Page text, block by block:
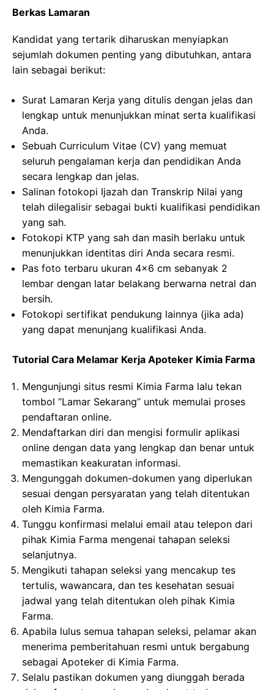
Berkas Lamaran
Kandidat yang tertarik diharuskan menyiapkan
sejumlah dokumen penting yang dibutuhkan, antara
lain sebagai berikut:
Surat Lamaran Kerja yang ditulis dengan jelas dan
lengkap untuk menunjukkan minat serta kualifikasi
Anda.
Sebuah Curriculum Vitae (CV) yang memuat
seluruh pengalaman kerja dan pendidikan Anda
secara lengkap dan jelas.
Salinan fotokopi Ijazah dan Transkrip Nilai yang
telah dilegalisir sebagai bukti kualifikasi pendidikan
yang sah.
Fotokopi KTP yang sah dan masih berlaku untuk
menunjukkan identitas diri Anda secara resmi.
Pas foto terbaru ukuran 4×6 cm sebanyak 2
lembar dengan latar belakang berwarna netral dan
bersih.
Fotokopi sertifikat pendukung lainnya (jika ada)
yang dapat menunjang kualifikasi Anda.
Tutorial Cara Melamar Kerja Apoteker Kimia Farma
Mengunjungi situs resmi Kimia Farma lalu tekan
tombol “Lamar Sekarang” untuk memulai proses
pendaftaran online.
Mendaftarkan diri dan mengisi formulir aplikasi
online dengan data yang lengkap dan benar untuk
memastikan keakuratan informasi.
Mengunggah dokumen-dokumen yang diperlukan
sesuai dengan persyaratan yang telah ditentukan
oleh Kimia Farma.
Tunggu konfirmasi melalui email atau telepon dari
pihak Kimia Farma mengenai tahapan seleksi
selanjutnya.
Mengikuti tahapan seleksi yang mencakup tes
tertulis, wawancara, dan tes kesehatan sesuai
jadwal yang telah ditentukan oleh pihak Kimia
Farma.
Apabila lulus semua tahapan seleksi, pelamar akan
menerima pemberitahuan resmi untuk bergabung
sebagai Apoteker di Kimia Farma.
Selalu pastikan dokumen yang diunggah berada